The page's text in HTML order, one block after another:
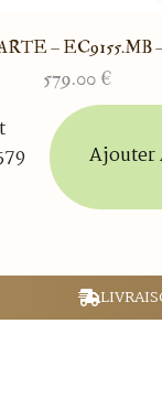
–
579.00 €
Ajouter